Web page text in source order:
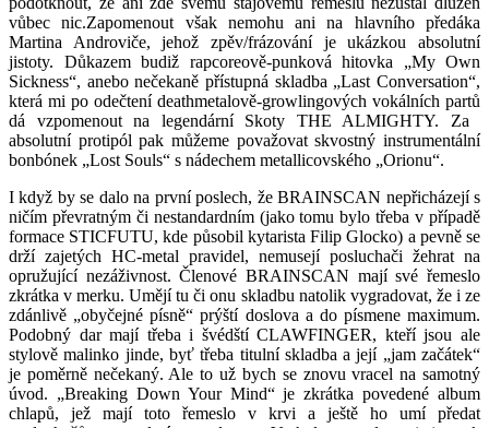
vůbec nic.Zapomenout však nemohu ani na hlavního předáka
Martina Androviče, jehož zpěv/frázování je ukázkou absolutní
jistoty. Důkazem budiž rapcoreově-punková hitovka „My Own
Sickness“, anebo nečekaně přístupná skladba „Last Conversation“,
která mi po odečtení deathmetalově-growlingových vokálních partů
dá vzpomenout na legendární Skoty THE ALMIGHTY. Za
absolutní protipól pak můžeme považovat skvostný instrumentální
bonbónek „Lost Souls“ s nádechem metallicovského „Orionu“.
I když by se dalo na první poslech, že BRAINSCAN nepřicházejí s
ničím převratným či nestandardním (jako tomu bylo třeba v případě
formace STICFUTU, kde působil kytarista Filip Glocko) a pevně se
drží zajetých HC-metal pravidel, nemusejí posluchači žehrat na
opružující nezáživnost. Členové BRAINSCAN mají své řemeslo
zkrátka v merku. Umějí tu či onu skladbu natolik vygradovat, že i ze
zdánlivě „obyčejné písně“ prýští doslova a do písmene maximum.
Podobný dar mají třeba i švédští CLAWFINGER, kteří jsou ale
stylově malinko jinde, byť třeba titulní skladba a její „jam začátek“
je poměrně nečekaný. Ale to už bych se znovu vracel na samotný
úvod. „Breaking Down Your Mind“ je zkrátka povedené album
chlapů, jež mají toto řemeslo v krvi a ještě ho umí předat